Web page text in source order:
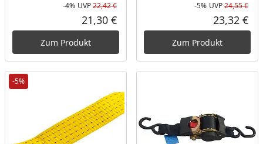
Rabatt in Prozent
-4%
Ursprünglicher Preis
UVP22,42 €
Aktueller Preis
21,30 €
Zum Produkt
-5% UVP24,55 €
23,32 €
Zum Produkt
-5%